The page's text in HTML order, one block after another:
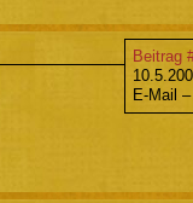
Beitrag
E-Mail –